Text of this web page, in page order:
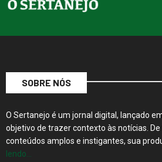
SOBRE NÓS
O Sertanejo é um jornal digital, lançado
objetivo de trazer contexto às notícias.
conteúdos amplos e instigantes, sua
lendo…